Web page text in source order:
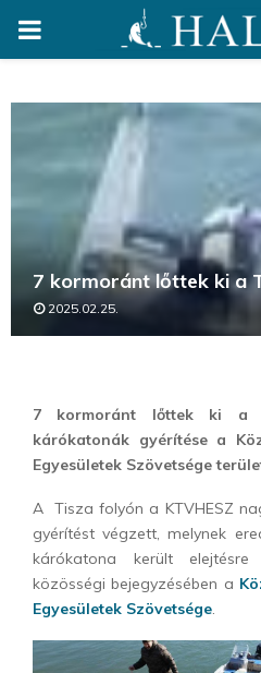
PRIMARY
7 kormoránt lőttek ki a
2025.02.25.
7 kormoránt lőttek ki a
kárókatonák gyérítése a
Egyesületek Szövetsége
A Tisza folyón a KTVHESZ
gyérítést végzett, melynek
kárókatona került
közösségi bejegyzésében a
Egyesületek Szövetsége.